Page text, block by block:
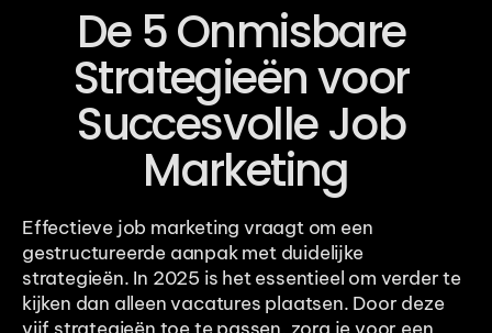
De 5 Onmisbare
Strategieën voor
Succesvolle Job
Marketing
Effectieve job marketing vraagt om een
gestructureerde aanpak met duidelijke
strategieën. In 2025 is het essentieel om verder te
kijken dan alleen vacatures plaatsen. Door deze